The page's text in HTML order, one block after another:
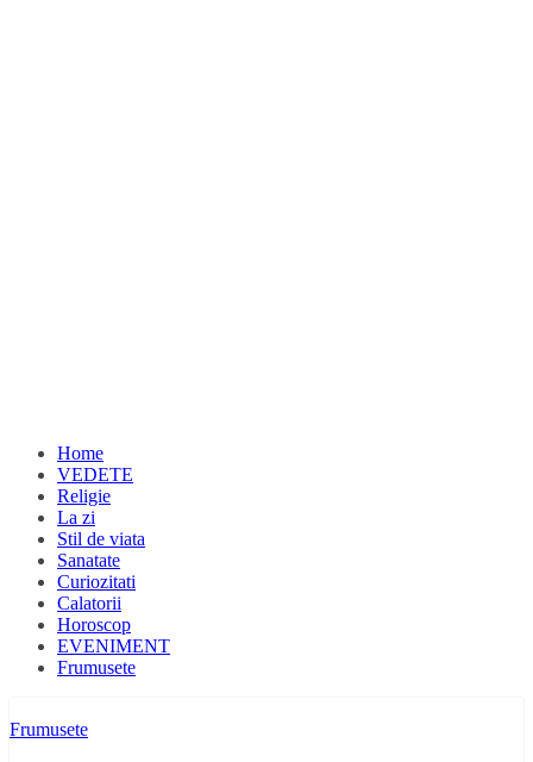
Home
VEDETE
Religie
La zi
Stil de viata
Sanatate
Curiozitati
Calatorii
Horoscop
EVENIMENT
Frumusete
Frumusete